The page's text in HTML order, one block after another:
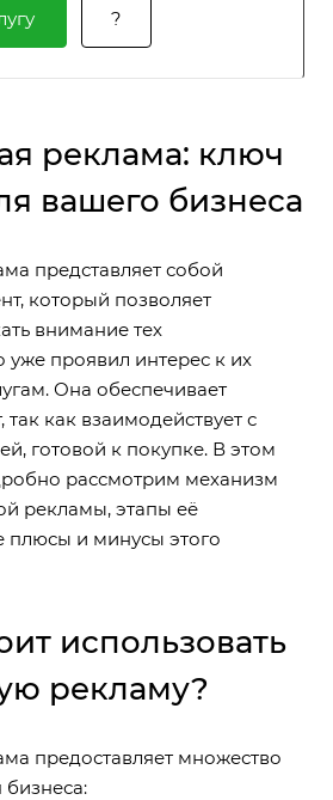
?
реклама: ключ
вашего бизнеса
представляет собой
который позволяет
внимание тех
уже проявил интерес к их
Она обеспечивает
так как взаимодействует с
готовой к покупке. В этом
рассмотрим механизм
рекламы, этапы её
плюсы и минусы этого
использовать
рекламу?
предоставляет множество